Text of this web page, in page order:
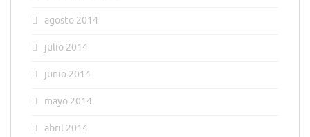
agosto 2014
julio 2014
junio 2014
mayo 2014
abril 2014